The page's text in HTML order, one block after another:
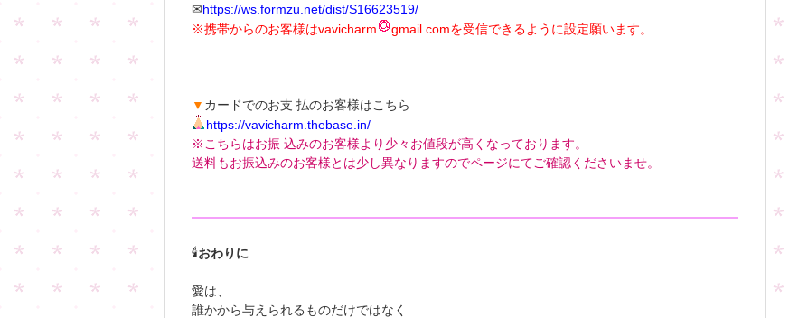
✉https://ws.formzu.net/dist/S16623519/
※携帯からのお客様はvavicharm
gmail.comを受信できるように設定願います。
▼ カードでのお支 払のお客様はこちら
https://vavicharm.thebase.in/
※こちらはお振 込みのお客様より少々お値段が高くなっております。
送料もお振込みのお客様とは少し異なりますのでページにてご確認くださいませ。
🕯️おわりに
愛は、
誰かから与えられるものだけではなく